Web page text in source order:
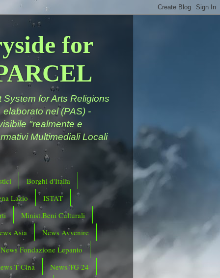
for
for Arts Religions
nel (PAS) -
"realmente e
Multimediali Locali
Borghi d'Italia
Lazio
ISTAT
Minist.Beni Culturali
Asia
News Avvenire
News Fondazione Lepanto
T Cina
News TG 24